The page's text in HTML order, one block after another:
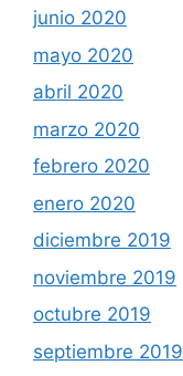
junio 2020
mayo 2020
abril 2020
marzo 2020
febrero 2020
enero 2020
diciembre 2019
noviembre 2019
octubre 2019
septiembre 2019